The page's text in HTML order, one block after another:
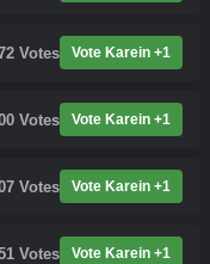
Votes Vote Karein +1
Votes Vote Karein +1
Votes Vote Karein +1
Votes Vote Karein +1